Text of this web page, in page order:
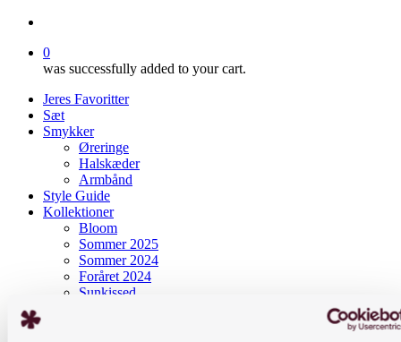
0
was successfully added to your cart.
Jeres Favoritter
Sæt
Smykker
Øreringe
Halskæder
Armbånd
Style Guide
Kollektioner
Bloom
Sommer 2025
Sommer 2024
Foråret 2024
Sunkissed